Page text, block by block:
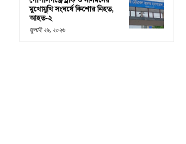
মুখোমুখি সংঘর্ষে কিশোর নিহত,
আহত-২
জুলাই ২৯, ২০২৬